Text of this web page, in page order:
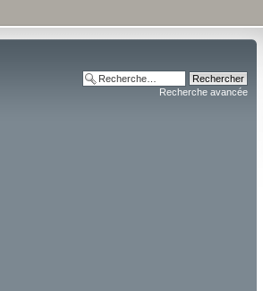
Recherche avancée